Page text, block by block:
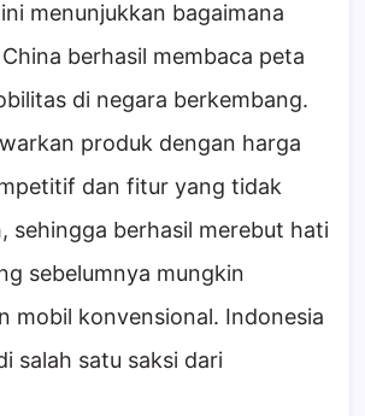
menunjukkan bagaimana
berhasil membaca peta
di negara berkembang.
produk dengan harga
dan fitur yang tidak
sehingga berhasil merebut hati
sebelumnya mungkin
mobil konvensional. Indonesia
salah satu saksi dari